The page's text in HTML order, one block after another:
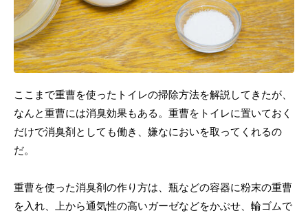
ここまで重曹を使ったトイレの掃除方法を解説してきたが、
なんと重曹には消臭効果もある。重曹をトイレに置いておく
だけで消臭剤としても働き、嫌なにおいを取ってくれるの
だ。
重曹を使った消臭剤の作り方は、瓶などの容器に粉末の重曹
を入れ、上から通気性の高いガーゼなどをかぶせ、輪ゴムで